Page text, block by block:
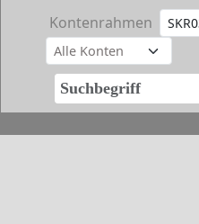
Kontenrahmen